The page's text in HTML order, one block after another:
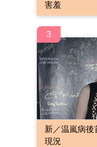
害羞
3
新／温嵐病
現況